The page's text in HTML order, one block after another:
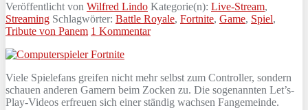
Veröffentlicht von Wilfred Lindo Kategorie(n): Live-Stream,
Streaming Schlagwörter: Battle Royale, Fortnite, Game, Spiel,
Tribute von Panem 1 Kommentar
Viele Spielefans greifen nicht mehr selbst zum Controller, sondern
schauen anderen Gamern beim Zocken zu. Die sogenannten Let’s-
Play-Videos erfreuen sich einer ständig wachsen Fangemeinde.